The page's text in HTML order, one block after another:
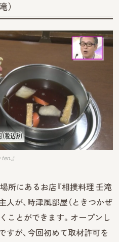
）
』
所にあるお店『相撲料理 壬滝
人が、時津風部屋（ときつかぜ
ことができます。オープンし
すが、今回初めて取材許可を